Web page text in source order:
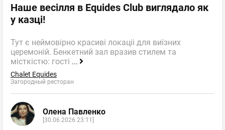
Наше весілля в Equides Club виглядало як
у казці!
Тут є неймовірно красиві локаціі для виїзних
церемоній. Бенкетний зал вразив стилем та
місткістю: гості ...
Chalet Equides
Загородный ресторан
Олена Павленко
[30.06.2026 23:11]